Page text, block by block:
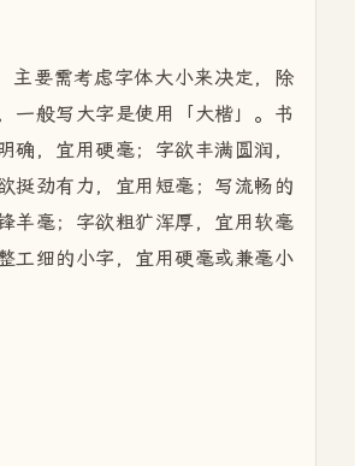
主要需考虑字体大小来决定，除
一般写大字是使用「大楷」。书
确，宜用硬毫；字欲丰满圆润，
挺劲有力，宜用短毫；写流畅的
羊毫；字欲粗犷浑厚，宜用软毫
工细的小字，宜用硬毫或兼毫小